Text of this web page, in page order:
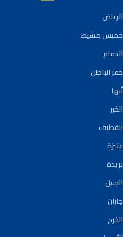
الرياض
خميس مشيط
الدمام
حفر الباطن
أبها
الخبر
القطيف
عنيزة
بريدة
الجبيل
جازان
الخرج